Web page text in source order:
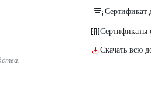
Сертификат
Сертификаты
Скачать всю